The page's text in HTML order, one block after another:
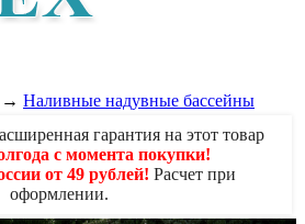
→ Наливные надувные бассейны
гарантия на этот товар
с момента покупки!
от 49 рублей! Расчет при
оформлении.